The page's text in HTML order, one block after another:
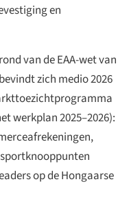
en
van de EAA-wet van
zich medio 2026
werkplan 2025–2026):
op de Hongaarse